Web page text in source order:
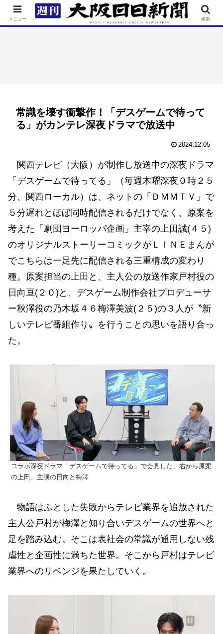
TOP 特集 ニュース 連載 街ネタ イベント
常識を壊す衝撃作！「デスゲームで待って
る」がカンテレ深夜ドラマで放送中
2024.12.05
関西テレビ（大阪）が制作し放送中の深夜ドラマ
「デスゲームで待ってる」（毎週木曜深夜０時２５
分、関西ローカル）は、ネットの「ＤＭＭＴＶ」で
５分遅れとほぼ同時配信されるだけでなく、原案を
考えた「劇団ヨーロッパ企画」主宰の上田誠(４５)
のオリジナルストーリーコミックがＬＩＮＥまんが
でこちらは一足先に配信される三重構成の変わり
種。原案担当の上田と、主人公の放送作家戸村役の
日向亘(２０)と、デスゲーム制作会社プロデューサ
ー秋澤役の乃木坂４６梅澤美波(２５)の３人が〝新
しいテレビ番組作り〟を行うことの思いを語り合っ
た。
コラボ深夜ドラマ「デスゲームで待ってる」で会見した、右から原案
の上田、主演の日向と梅澤
物語はふとした失敗からテレビ業界を追放された
主人公戸村が梅澤と知り合いデスゲームの世界へと
足を踏み込む。そこは表社会の常識が通用しない残
虐性と企画性に満ちた世界。そこから戸村はテレビ
業界へのリベンジを果たしていく。
メニュー 検索